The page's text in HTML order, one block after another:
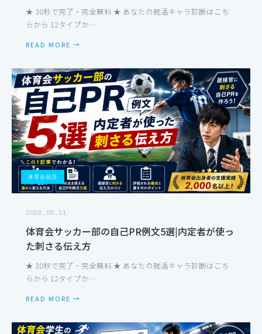
★ 30秒で完了・完全無料 ★ あなたの就活キャラ診断はこち
らから 12タイプか…
READ MORE →
体育会就活
2026.06.11
体育会サッカー部の自己PR例文5選|内定者が使っ
た刺さる伝え方
★ 30秒で完了・完全無料 ★ あなたの就活キャラ診断はこち
らから 12タイプか…
READ MORE →